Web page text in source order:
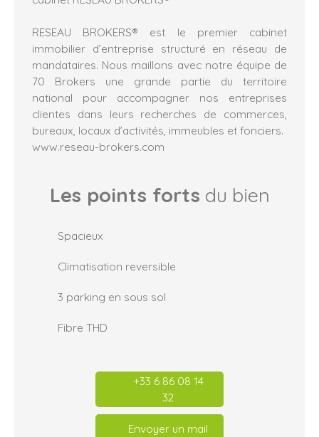
RESEAU BROKERS® est le premier cabinet
immobilier d’entreprise structuré en réseau de
mandataires. Nous maillons avec notre équipe de
70 Brokers une grande partie du territoire
national pour accompagner nos entreprises
clientes dans leurs recherches de commerces,
bureaux, locaux d’activités, immeubles et fonciers.
www.reseau-brokers.com
Les points forts du bien
Spacieux
Climatisation reversible
3 parking en sous sol
Fibre THD
+33 6 86 08 14
32
Envoyer un mail